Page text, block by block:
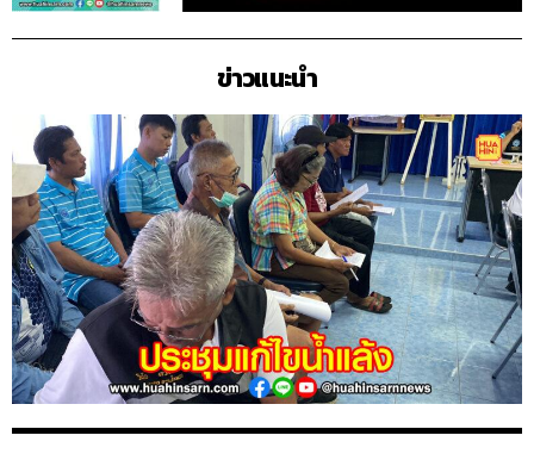
ข่าวแนะนำ